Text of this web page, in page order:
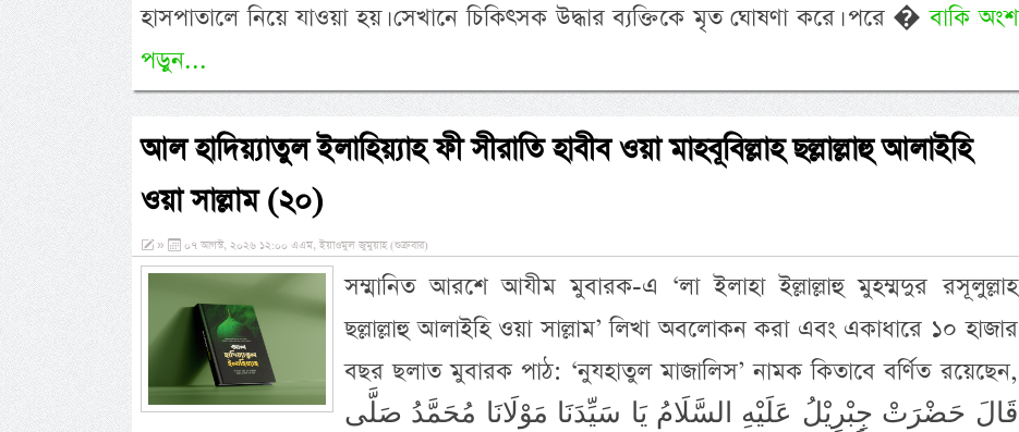
হাসপাতালে নিয়ে যাওয়া হয়। সেখানে চিকিৎসক উদ্ধার ব্যক্তিকে মৃত ঘোষণা করে। পরে �বাকি অংশ
পড়ুন...
আল হাদিয়্যাতুল ইলাহিয়্যাহ ফী সীরাতি হাবীব ওয়া মাহবূবিল্লাহ ছল্লাল্লাহু আলাইহি
ওয়া সাল্লাম (২০)
» ০৭ আগস্ট, ২০২৬ ১২:০০ এএম, ইয়াওমুল জুমুয়াহ (শুক্রবার)
সম্মানিত আরশে আযীম মুবারক-এ ‘লা ইলাহা ইল্লাল্লাহু মুহম্মদুর রসূলুল্লাহ
ছল্লাল্লাহু আলাইহি ওয়া সাল্লাম’ লিখা অবলোকন করা এবং একাধারে ১০ হাজার
বছর ছলাত মুবারক পাঠ: ‘নুযহাতুল মাজালিস’ নামক কিতাবে বর্ণিত রয়েছেন,
قَالَ حَضْرَتْ جِبْرِيْلُ عَلَيْهِ السَّلَامُ يَا سَيِّدَنَا مَوْلَانَا مُحَمَّدُ صَلَّى